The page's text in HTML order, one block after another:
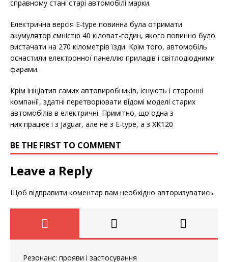
справному стані старі автомобілі марки.
Електрична версія E-type повинна була отримати
акумулятор ємністю 40 кіловат-годин, якого повинно було
вистачати на 270 кілометрів їзди. Крім того, автомобіль
оснастили електронної панеллю приладів і світлодіодними
фарами.
Крім ініціатив самих автовиробників, існують і сторонні
компанії, здатні перетворювати відомі моделі старих
автомобілів в електричні. Примітно, що одна з
них працює і з Jaguar, але не з E-type, а з XK120
BE THE FIRST TO COMMENT
Leave a Reply
Щоб відправити коментар вам необхідно авторизуватись.
Резонанс: прояви і застосування